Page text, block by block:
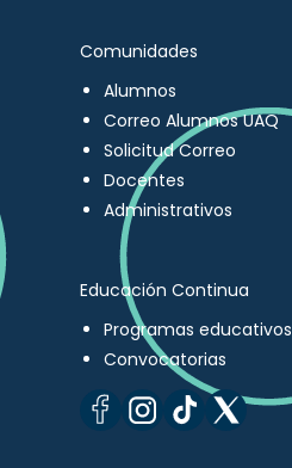
Comunidades
Alumnos
Correo Alumnos UAQ
Solicitud Correo
Docentes
Administrativos
Educación Continua
Programas educativos
Convocatorias